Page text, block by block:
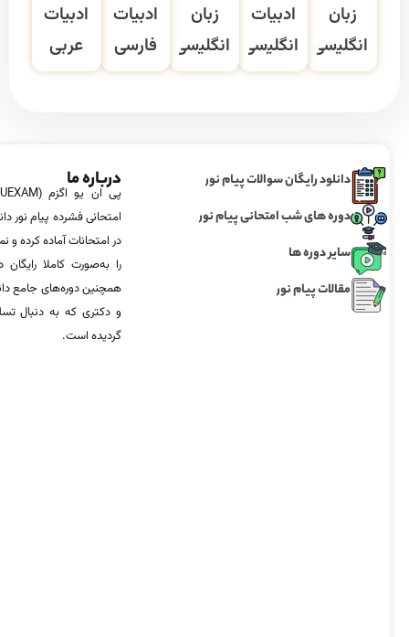
زﺑﺎن
اﻧﮕﻠﻴسی
ادﺑﻴﺎت
اﻧﮕﻠﻴسی
زﺑﺎن
اﻧﮕﻠﻴسی
ادبیات
فارسی
ادبیات
عربی
دانلود رایگان سوالات پیام نور
دوره های شب امتحانی پیام نور
سایر دوره ها
مقالات پیام نور
درباره ما
امتحانی فشرده پیام نور
در امتحانات آماده‌ کرده
را به‌صورت کاملا
همچنین دوره‌های جامع
و دکتری که به دنبال
گردیده است.